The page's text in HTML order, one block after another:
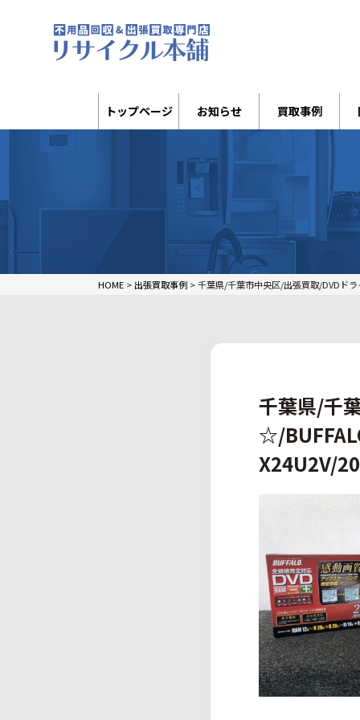
トップページ お知らせ 買取事例
HOME > 出張買取事例 >千葉県/千葉市中央区/出張買取/DVDド
千葉県/千
☆/
X24U2V/